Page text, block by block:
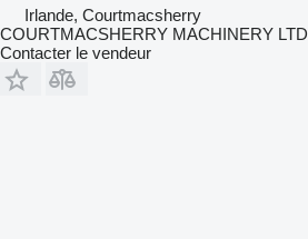
Irlande, Courtmacsherry
COURTMACSHERRY MACHINERY LTD
Contacter le vendeur